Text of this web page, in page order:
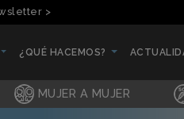
>
¿QUÉ HACEMOS?
MUJER A MUJER